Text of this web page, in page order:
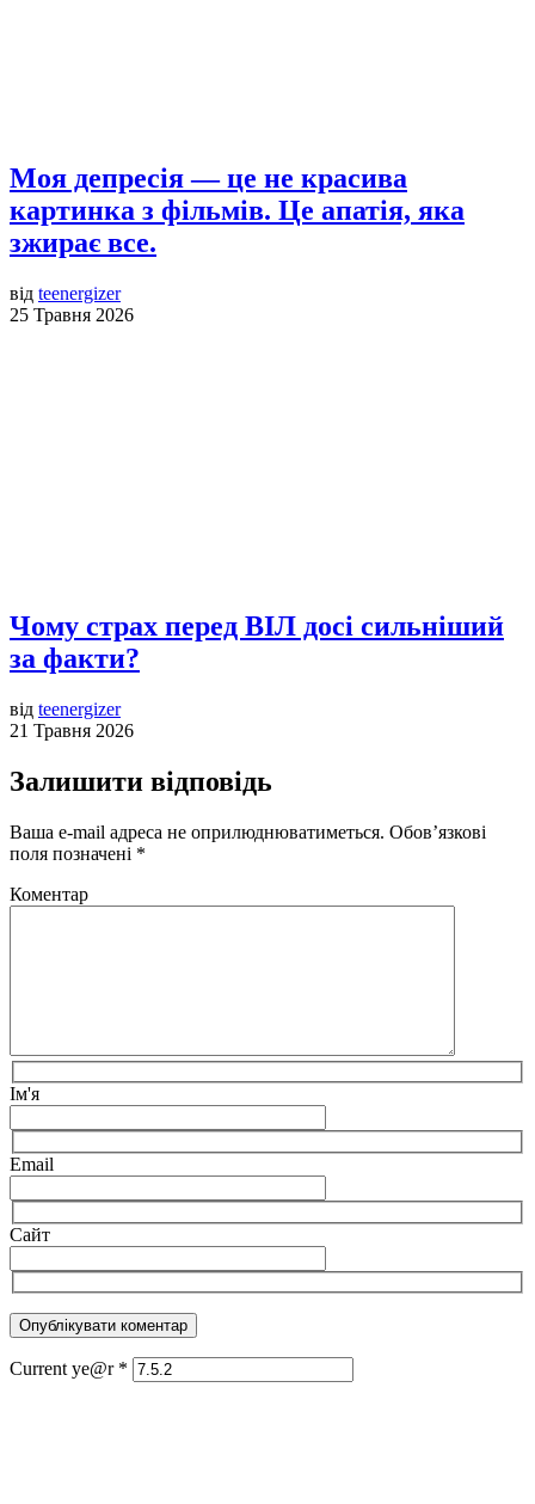
Моя депресія — це не красива
картинка з фільмів. Це апатія, яка
зжирає все.
від teenergizer
25 Травня 2026
Чому страх перед ВІЛ досі сильніший
за факти?
від teenergizer
21 Травня 2026
Залишити відповідь
Ваша e-mail адреса не оприлюднюватиметься. Обов’язкові
поля позначені *
Коментар
Ім'я
Email
Сайт
Current ye@r *